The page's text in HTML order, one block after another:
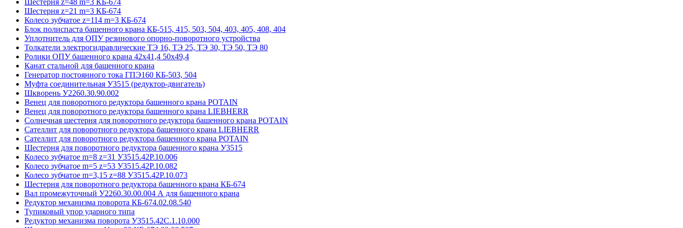
Шестерня z=21 m=3 КБ-674
Колесо зубчатое z=114 m=3 КБ-674
Блок полиспаста башенного крана КБ-515, 415, 503, 504, 403, 405, 408, 404
Уплотнитель для ОПУ резинового опорно-поворотного устройства
Толкатели электрогидравлические ТЭ 16, ТЭ 25, ТЭ 30, ТЭ 50, ТЭ 80
Ролики ОПУ башенного крана 42х41,4 50х49,4
Канат стальной для башенного крана
Генератор постоянного тока ГПЭ160 КБ-503, 504
Муфта соединительная У3515 (редуктор-двигатель)
Шкворень У2260.30.90.002
Венец для поворотного редуктора башенного крана POTAIN
Венец для поворотного редуктора башенного крана LIEBHERR
Солнечная шестерня для поворотного редуктора башенного крана POTAIN
Сателлит для поворотного редуктора башенного крана LIEBHERR
Сателлит для поворотного редуктора башенного крана POTAIN
Шестерня для поворотного редуктора башенного крана У3515
Колесо зубчатое m=8 z=31 У3515.42P.10.006
Колесо зубчатое m=5 z=53 У3515.42P.10.082
Колесо зубчатое m=3,15 z=88 У3515.42P.10.073
Шестерня для поворотного редуктора башенного крана КБ-674
Вал промежуточный У2260.30.00.004 А для башенного крана
Редуктор механизма поворота КБ-674.02.08.540
Тупиковый упор ударного типа
Редуктор механизма поворота У3515.42С.1.10.000